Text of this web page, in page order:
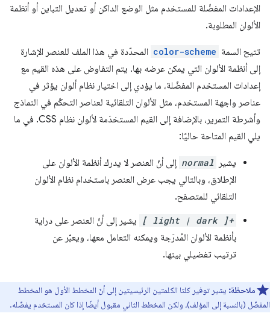
الإعدادات المفضّلة للمستخدم مثل الوضع الداكن أو تعديل التباين أو أنظمة
الألوان المطلوبة.
تتيح السمة color-scheme المحدّدة في هذا الملف للعنصر الإشارة
إلى أنظمة الألوان التي يمكن عرضه بها. يتم التفاوض على هذه القيم مع
إعدادات المستخدم المفضّلة، ما يؤدي إلى اختيار نظام ألوان يؤثر في
عناصر واجهة المستخدم، مثل الألوان التلقائية لعناصر التحكّم في النماذج
وأشرطة التمرير، بالإضافة إلى القيم المستخدَمة لألوان نظام CSS. في ما
يلي القيم المتاحة حاليًا:
يشير normal إلى أنّ العنصر لا يدرك أنظمة الألوان على
الإطلاق، وبالتالي يجب عرض العنصر باستخدام نظام الألوان
التلقائي للمتصفح.
[ light | dark ]+
يشير إلى أنّ العنصر على دراية
بأنظمة الألوان المُدرَجة ويمكنه التعامل معها، ويعبّر عن
ترتيب تفضيلي بينها.
ملاحظة: يشير توفير كلتا الكلمتين الرئيسيتين إلى أنّ المخطط الأول هو المخطط
المفضّل (بالنسبة إلى المؤلف)، ولكن المخطط الثاني مقبول أيضًا إذا كان المستخدم يفضّله.